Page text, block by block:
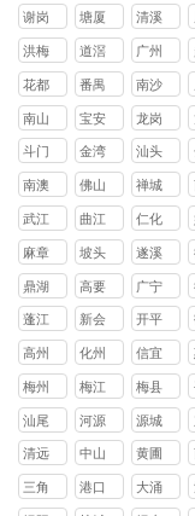
镇
镇
镇
谢岗
镇
塘厦
镇
清溪
镇
洪梅
镇
道滘
镇
广州
花都
区
番禺
区
南沙
区
南山
区
宝安
区
龙岗
区
斗门
区
金湾
区
汕头
南澳
县
佛山
禅城
区
武江
区
曲江
区
仁化
县
麻章
区
坡头
区
遂溪
县
鼎湖
区
高要
区
广宁
县
蓬江
区
新会
区
开平
县
高州
市
化州
市
信宜
市
梅州
梅江
区
梅县
区
汕尾 河源
源城
区
清远 中山
黄圃
镇
三角
镇
港口
镇
大涌
镇